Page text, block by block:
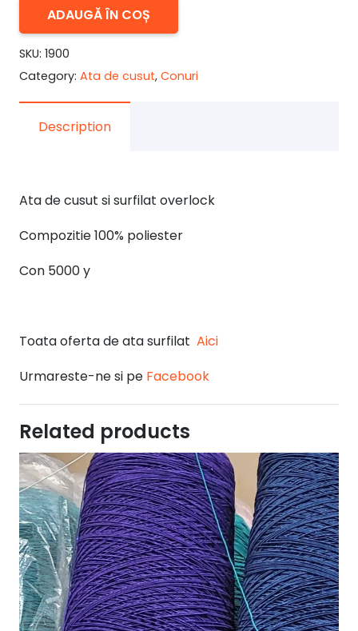
surfilat
verde
neon
ADAUGĂ ÎN COȘ
SKU: 1900
Category: Ata de cusut, Conuri
Description
Ata de cusut si surfilat overlock
Compozitie 100% poliester
Con 5000 y
Toata oferta de ata surfilat Aici
Urmareste-ne si pe Facebook
Related products